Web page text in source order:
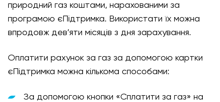
природний газ коштами, нарахованими за
програмою єПідтримка. Використати їх можна
впродовж дев’яти місяців з дня зарахування.
Оплатити рахунок за газ за допомогою картки
єПідтримка можна кількома способами:
За допомогою кнопки «Сплатити за газ» на